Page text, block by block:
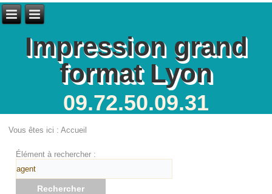
Impression grand
format Lyon
09.72.50.09.31
Vous êtes ici :Accueil
Élément à rechercher :
Rechercher